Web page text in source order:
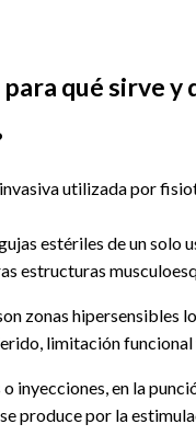
para qué sirve
utilizada por
estériles de un solo
estructuras
zonas hipersensibles
limitación
inyecciones, en la
produce por la